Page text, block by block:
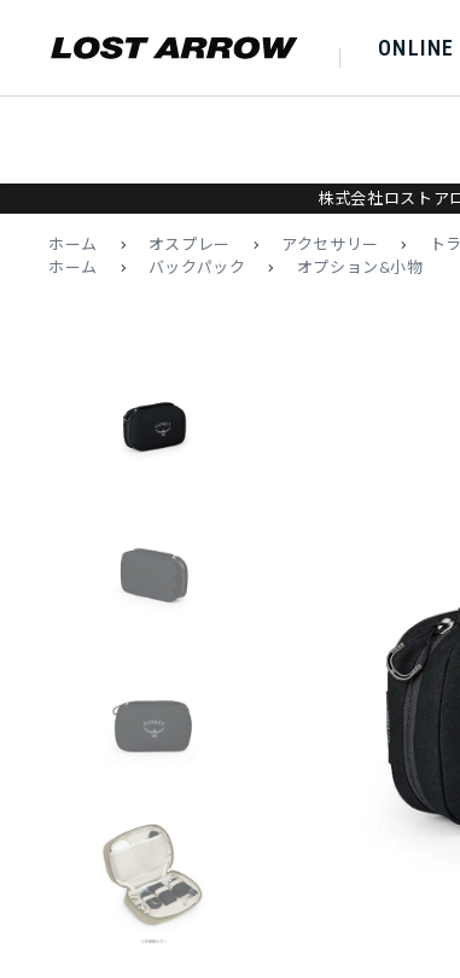
ONLINE
株式会社ロストア
ホーム > オスプレー > アクセサリー >
ト
ホーム
> バックパック > オプション&小物